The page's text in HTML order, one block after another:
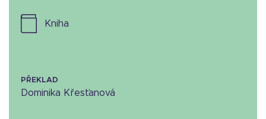
kniha
PŘEKLAD
Dominika Křesťanová